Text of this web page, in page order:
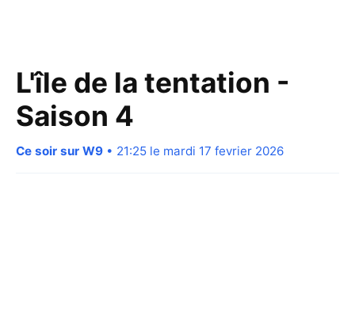
L'île de la tentation -
Saison 4
Ce soir sur W9 • 21:25 le mardi 17 fevrier 2026